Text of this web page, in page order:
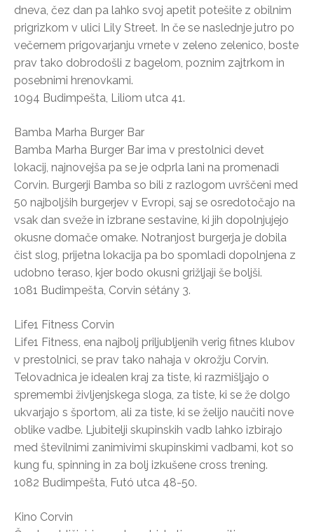
dneva, čez dan pa lahko svoj apetit potešite z obilnim
prigrizkom v ulici Lily Street. In če se naslednje jutro po
večernem prigovarjanju vrnete v zeleno zelenico, boste
prav tako dobrodošli z bagelom, poznim zajtrkom in
posebnimi hrenovkami.
1094 Budimpešta, Liliom utca 41.
Bamba Marha Burger Bar
Bamba Marha Burger Bar ima v prestolnici devet
lokacij, najnovejša pa se je odprla lani na promenadi
Corvin. Burgerji Bamba so bili z razlogom uvrščeni med
50 najboljših burgerjev v Evropi, saj se osredotočajo na
vsak dan sveže in izbrane sestavine, ki jih dopolnjujejo
okusne domače omake. Notranjost burgerja je dobila
čist slog, prijetna lokacija pa bo spomladi dopolnjena z
udobno teraso, kjer bodo okusni grižljaji še boljši.
1081 Budimpešta, Corvin sétány 3.
Life1 Fitness Corvin
Life1 Fitness, ena najbolj priljubljenih verig fitnes klubov
v prestolnici, se prav tako nahaja v okrožju Corvin.
Telovadnica je idealen kraj za tiste, ki razmišljajo o
spremembi življenjskega sloga, za tiste, ki se že dolgo
ukvarjajo s športom, ali za tiste, ki se želijo naučiti nove
oblike vadbe. Ljubitelji skupinskih vadb lahko izbirajo
med številnimi zanimivimi skupinskimi vadbami, kot so
kung fu, spinning in za bolj izkušene cross trening.
1082 Budimpešta, Futó utca 48-50.
Kino Corvin